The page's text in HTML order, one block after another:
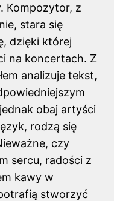
Kompozytor, z
stara się
dzięki której
na koncertach. Z
analizuje tekst,
jednak obaj artyści
rodzą się
czy
sercu, radości z
kawy w
stworzyć